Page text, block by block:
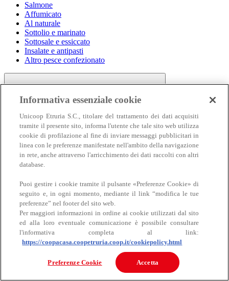
Salmone
Affumicato
Al naturale
Sottolio e marinato
Sottosale e essiccato
Insalate e antipasti
Altro pesce confezionato
Carne
Carne
Bovino
Informativa essenziale cookie
Unicoop Etruria S.C., titolare del trattamento dei dati acquisiti
tramite il presente sito, informa l'utente che tale sito web utilizza
cookie di profilazione al fine di inviare messaggi pubblicitari in
linea con le preferenze manifestate nell'ambito della navigazione
in rete, anche attraverso l'arricchimento dei dati raccolti con altri
database.
Puoi gestire i cookie tramite il pulsante «Preferenze Cookie» di
seguito e, in ogni momento, mediante il link “modifica le tue
preferenze” nel footer del sito web.
Per maggiori informazioni in ordine ai cookie utilizzati dal sito
ed alla loro eventuale comunicazione è possibile consultare
l'informativa completa al link:
https://coopacasa.coopetruria.coop.it/cookiepolicy.html
Preferenze Cookie Accetta